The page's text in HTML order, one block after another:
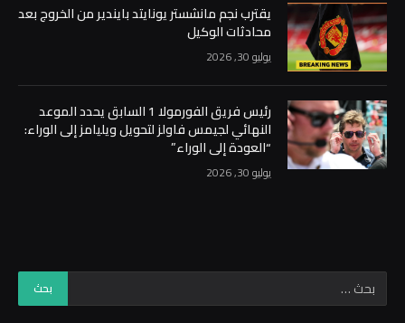
يقترب نجم مانشستر يونايتد بايندير من الخروج بعد
محادثات الوكيل
يوليو 30, 2026
رئيس فريق الفورمولا 1 السابق يحدد الموعد
النهائي لجيمس فاولز لتحويل ويليامز إلى الوراء:
“العودة إلى الوراء”
يوليو 30, 2026